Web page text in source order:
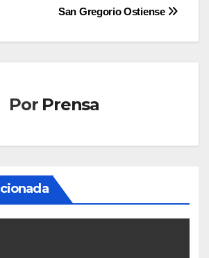
San Gregorio Ostiense
Por Prensa